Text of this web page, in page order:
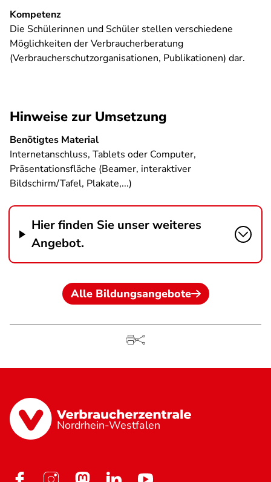
Kompetenz
Die Schülerinnen und Schüler stellen verschiedene
Möglichkeiten der Verbraucherberatung
(Verbraucherschutzorganisationen, Publikationen) dar.
Hinweise zur Umsetzung
Benötigtes Material
Internetanschluss, Tablets oder Computer,
Präsentationsfläche (Beamer, interaktiver
Bildschirm/Tafel, Plakate,...)
Hier finden Sie unser weiteres
Angebot.
Alle Bildungsangebote
Nordrhein-Westfalen